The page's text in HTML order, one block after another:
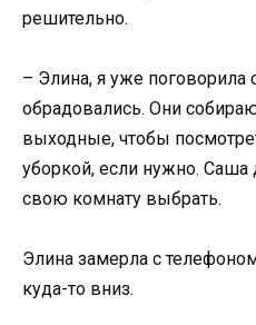
решительно.
– Элина, я уже поговорила
обрадовались. Они
выходные, чтобы
уборкой, если нужно. Саша
свою комнату выбрать.
Элина замерла с
куда-то вниз.